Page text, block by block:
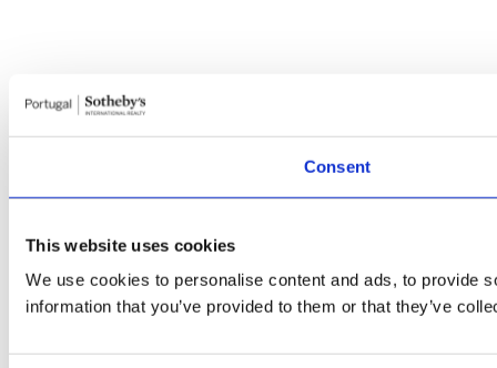
Consent
This website uses cookies
We use cookies to personalise content and ads, to provide
information that you’ve provided to them or that they’ve